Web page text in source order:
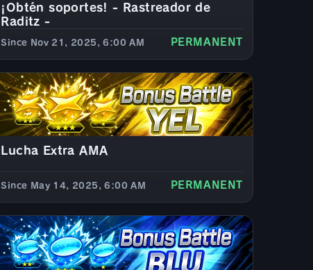
¡Obtén soportes! - Rastreador de
Raditz -
Since Nov 21, 2025, 6:00 AM PERMANENT
Lucha Extra AMA
Since May 14, 2025, 6:00 AM PERMANENT